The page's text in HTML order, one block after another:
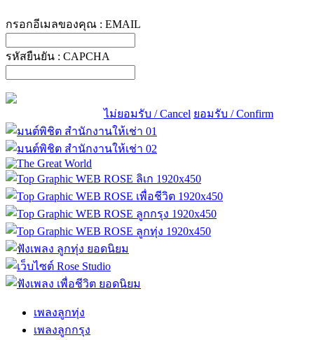
กรอกอีเมลของคุณ : EMAIL
รหัสยืนยัน : CAPCHA
ไม่ยอมรับ / Cancel ยอมรับ / Confirm
เพลงลูกทุ่ง
เพลงลูกกรุง